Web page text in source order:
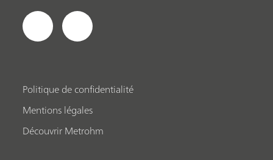
Politique de confidentialité
Mentions légales
Découvrir Metrohm